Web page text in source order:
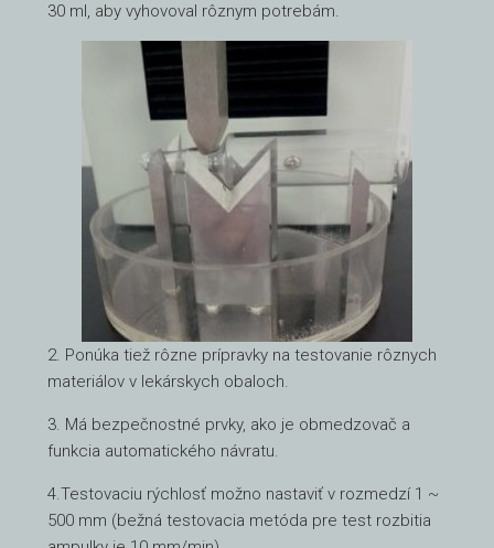
30 ml, aby vyhovoval rôznym potrebám.
2. Ponúka tiež rôzne prípravky na testovanie rôznych
materiálov v lekárskych obaloch.
3. Má bezpečnostné prvky, ako je obmedzovač a
funkcia automatického návratu.
4.Testovaciu rýchlosť možno nastaviť v rozmedzí 1 ~
500 mm (bežná testovacia metóda pre test rozbitia